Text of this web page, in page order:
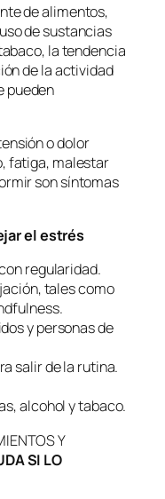
de alimentos,
de sustancias
la tendencia
de la actividad
pueden
o dolor
fatiga, malestar
son síntomas
el estrés
regularidad.
tales como
y personas de
salir de la rutina.
alcohol y tabaco.
Y
SI LO